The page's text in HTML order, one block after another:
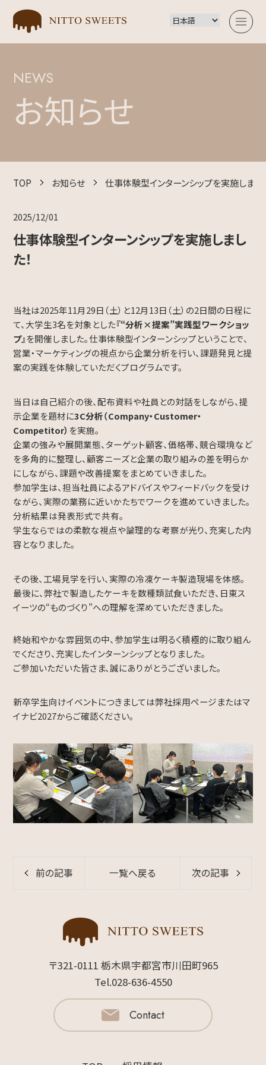
TOP
事業内容
お知らせ
キャリア採用
インタビュー
Contact
当社へのご意見、お取引に関するご相談等、
お問い合わせページより
お気軽にご連絡ください。
Tel.028-636-4550
電話受付 平日 9:00～17:00
NEWS
お知らせ
TOP お知らせ 仕事体験型インターンシップを実施しまし
2025/12/01
仕事体験型インターンシップを実施しまし
た！
当社は2025年11月29日（土）と12月13日（土）の2日間の日程に
て、大学生3名を対象とした『“分析×提案”実践型ワークショッ
プ』を開催しました。仕事体験型インターンシップということで、
営業・マーケティングの視点から企業分析を行い、課題発見と提
案の実践を体験していただくプログラムです。
当日は自己紹介の後、配布資料や社員との対話をしながら、提
示企業を題材に3C分析（Company・Customer・
Competitor） を実施。
企業の強みや展開業態、ターゲット顧客、価格帯、競合環境など
を多角的に整理し、顧客ニーズと企業の取り組みの差を明らか
にしながら、課題や改善提案をまとめていきました。
参加学生は、担当社員によるアドバイスやフィードバックを受け
ながら、実際の業務に近いかたちでワークを進めていきました。
分析結果は発表形式で共有。
学生ならではの柔軟な視点や論理的な考察が光り、充実した内
容となりました。
その後、工場見学を行い、実際の冷凍ケーキ製造現場を体感。
最後に、弊社で製造したケーキを数種類試食いただき、日東ス
イーツの“ものづくり”への理解を深めていただきました。
終始和やかな雰囲気の中、参加学生は明るく積極的に取り組ん
でくださり、充実したインターンシップとなりました。
ご参加いただいた皆さま、誠にありがとうございました。
新卒学生向けイベントにつきましては弊社採用ページまたはマ
イナビ2027からご確認ください。
前の記事 一覧へ戻る 次の記事
〒321-0111 栃木県宇都宮市川田町965
Tel.028-636-4550
Contact